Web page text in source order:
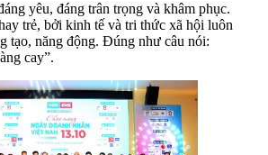
yêu, đáng trân trọng và khâm phục.
trẻ, bởi kinh tế và tri thức xã hội luôn
tạo, năng động. Đúng như câu nói:
cay”.